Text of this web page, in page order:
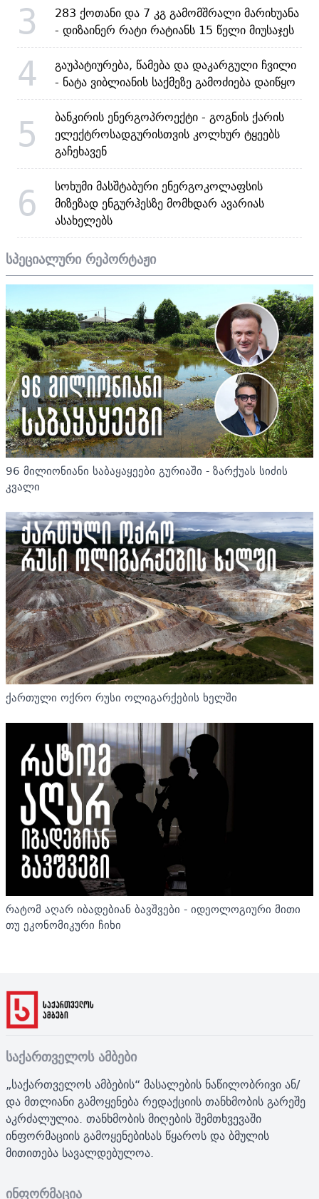
3
283 ქოთანი და 7 კგ გამომშრალი მარიხუანა
- დიზაინერ რატი რატიანს 15 წელი მიუსაჯეს
4
გაუპატიურება, წამება და დაკარგული ჩვილი
- ნატა ვიბლიანის საქმეზე გამოძიება დაიწყო
5
ბანკირის ენერგოპროექტი - გოგნის ქარის
ელექტროსადგურისთვის კოლხურ ტყეებს
გაჩეხავენ
6
სოხუმი მასშტაბური ენერგოკოლაფსის
მიზეზად ენგურჰესზე მომხდარ ავარიას
ასახელებს
სპეციალური რეპორტაჟი
96 მილიონიანი საბაყაყეები გურიაში - ზარქუას სიძის
კვალი
ქართული ოქრო რუსი ოლიგარქების ხელში
რატომ აღარ იბადებიან ბავშვები - იდეოლოგიური მითი
თუ ეკონომიკური ჩიხი
საქართველოს ამბები
„საქართველოს ამბების“ მასალების ნაწილობრივი ან/
და მთლიანი გამოყენება რედაქციის თანხმობის გარეშე
აკრძალულია. თანხმობის მიღების შემთხვევაში
ინფორმაციის გამოყენებისას წყაროს და ბმულის
მითითება სავალდებულოა.
ინფორმაცია